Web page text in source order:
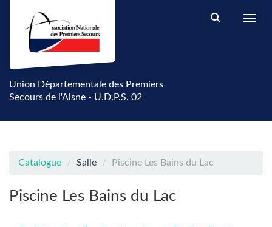
Aller au menu principal
Aller au contenu principal
Personnaliser l'interface
Rechercher
Union Départementale des Premiers
Secours de l'Aisne - U.D.P.S. 02
Catalogue Salle Piscine Les Bains du Lac
Piscine Les Bains du Lac